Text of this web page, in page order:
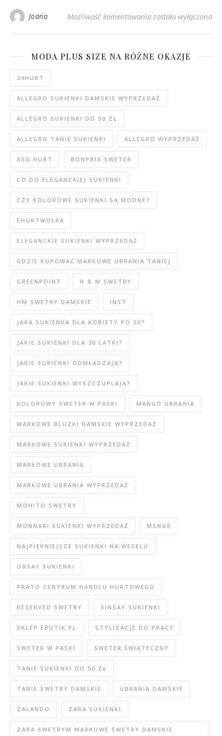
Joana Możliwość komentowania Buty na obcasie –
została wyłączona
MODA PLUS SIZE NA RÓŻNE OKAZJE
24HURT
ALLEGRO SUKIENKI DAMSKIE WYPRZEDAŻ
ALLEGRO SUKIENKI DO 50 ZŁ
ALLEGRO TANIE SUKIENKI ALLEGRO WYPRZEDAŻ
ASG HURT BONPRIX SWETER
CO DO ELEGANCKIEJ SUKIENKI
CZY KOLOROWE SUKIENKI SĄ MODNE?
EHURTWOLKA
ELEGANCKIE SUKIENKI WYPRZEDAŻ
GDZIE KUPOWAĆ MARKOWE UBRANIA TANIEJ
GREENPOINT H & M SWETRY
HM SWETRY DAMSKIE INST
JAKA SUKIENKA DLA KOBIETY PO 50?
JAKIE SUKIENKI DLA 30 LATKI?
JAKIE SUKIENKI ODMŁADZAJĄ?
JAKIE SUKIENKI WYSZCZUPLAJĄ?
KOLOROWY SWETER W PASKI MANGO UBRANIA
MARKOWE BLUZKI DAMSKIE WYPRZEDAŻ
MARKOWE SUKIENKI WYPRZEDAŻ
MARKOWE UBRANIA
MARKOWE UBRANIA WYPRZEDAŻ
MOHITO SWETRY
MONNARI SUKIENKI WYPRZEDAŻ MSNGR
NAJPIĘKNIEJSZE SUKIENKI NA WESELU
ORSAY SUKIENKI
PRATO CENTRUM HANDLU HURTOWEGO
RESERVED SWETRY SINSAY SUKIENKI
SKLEP EBUTIK.PL STYLIZACJE DO PRACY
SWETER W PASKI SWETER ŚWIĄTECZNY
TANIE SUKIENKI DO 50 ZŁ
TANIE SWETRY DAMSKIE UBRANIA DAMSKIE
ZALANDO ZARA SUKIENKI
ZARA SWETRYM MARKOWE SWETRY DAMSKIE